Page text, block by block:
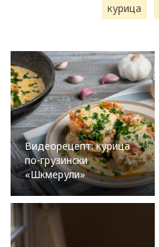
курица
Видеорецепт: курица
по-грузински
«Шкмерули»